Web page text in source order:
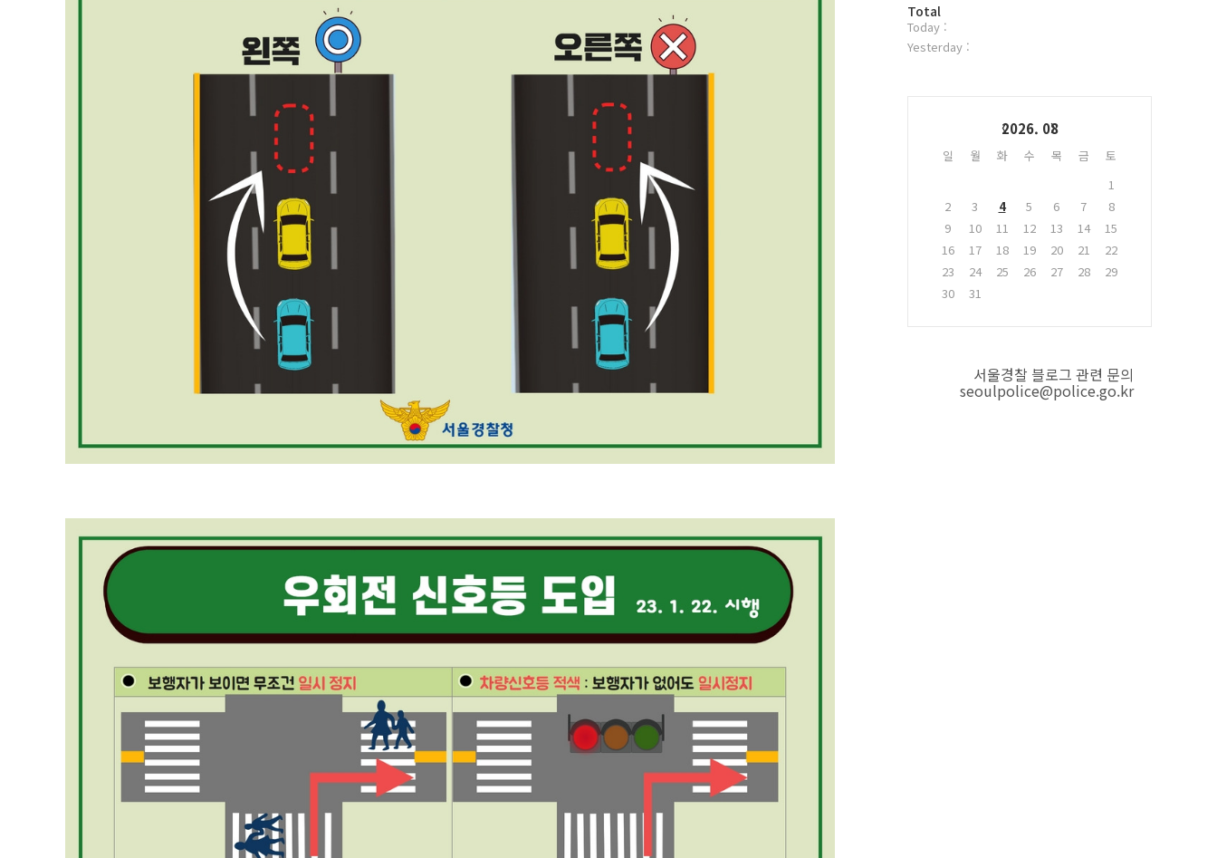
플
러
그
방
문
자
Total
Today :
Yesterday :
2026. 08
일 월 화 수 목 금
토
1
2
3 4 5 6 7
8
9
10 11 12 13 14
15
16
17 18 19 20 21
22
23
24 25 26 27 28
29
30
31
서울경찰 블로그 관련 문의
seoulpolice@police.go.kr